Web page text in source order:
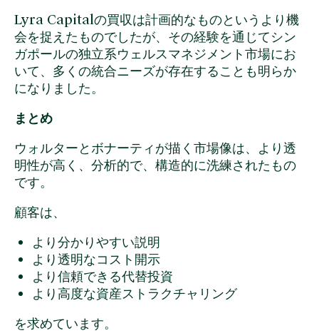
Lyra Capitalの買収は計画的なものというより機
会を捉えたものでしたが、その経験を通じてシン
ガポールの独立系ウェルスマネジメント市場にお
いて、多くの統合ニーズが存在することも明らか
になりました。
まとめ
ウォルターとボナーティが描く市場像は、より透
明性が高く、分析的で、構造的に洗練されたもの
です。
顧客は、
より分かりやすい説明
より透明なコスト開示
より信頼できる代替投資
より高度な資産ストラクチャリング
を求めています。